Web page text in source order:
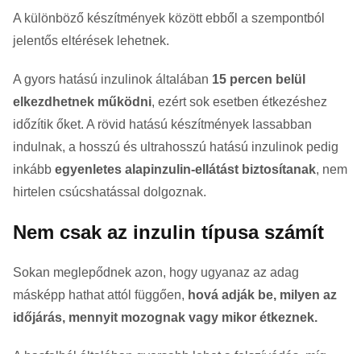
A különböző készítmények között ebből a szempontból
jelentős eltérések lehetnek.
A gyors hatású inzulinok általában 15 percen belül
elkezdhetnek működni, ezért sok esetben étkezéshez
időzítik őket. A rövid hatású készítmények lassabban
indulnak, a hosszú és ultrahosszú hatású inzulinok pedig
inkább egyenletes alapinzulin-ellátást biztosítanak, nem
hirtelen csúcshatással dolgoznak.
Nem csak az inzulin típusa számít
Sokan meglepődnek azon, hogy ugyanaz az adag
másképp hathat attól függően, hová adják be, milyen az
időjárás, mennyit mozognak vagy mikor étkeznek.